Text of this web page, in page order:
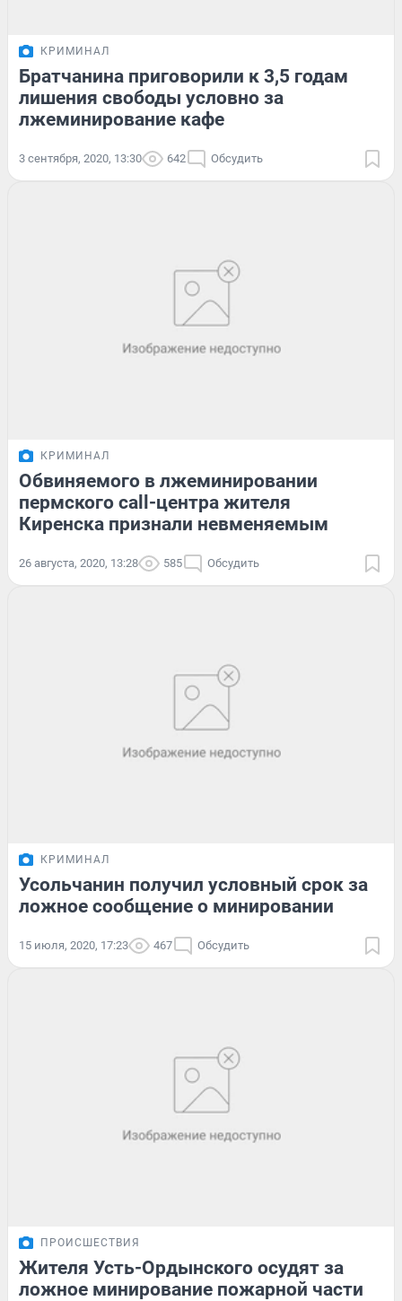
КРИМИНАЛ
Братчанина приговорили к 3,5 годам
лишения свободы условно за
лжеминирование кафе
3 сентября, 2020, 13:30 642 Обсудить
КРИМИНАЛ
Обвиняемого в лжеминировании
пермского call-центра жителя
Киренска признали невменяемым
26 августа, 2020, 13:28 585 Обсудить
КРИМИНАЛ
Усольчанин получил условный срок за
ложное сообщение о минировании
15 июля, 2020, 17:23 467 Обсудить
ПРОИСШЕСТВИЯ
Жителя Усть-Ордынского осудят за
ложное минирование пожарной части